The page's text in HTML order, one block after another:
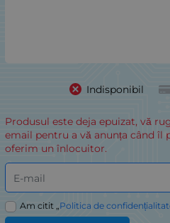
Indisponibil
Produsul este deja epuizat, vă
email pentru a vă anunța când îl
oferim un înlocuitor.
E-mail
Am citit „Politica de